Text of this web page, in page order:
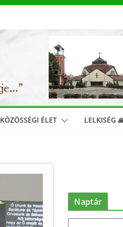
KÖZÖSSÉGI ÉLET LELKISÉG
Naptár